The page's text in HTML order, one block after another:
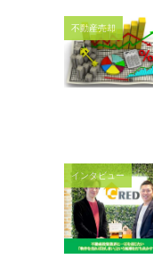
不動産売却
インタビュー